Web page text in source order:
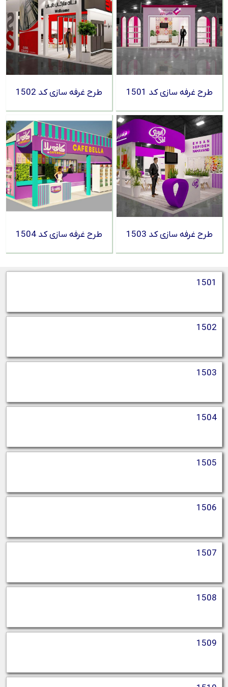
طرح غرفه سازی کد 1501 طرح غرفه سازی کد 1502
طرح غرفه سازی کد 1503 طرح غرفه سازی کد 1504
1501
1502
1503
1504
1505
1506
1507
1508
1509